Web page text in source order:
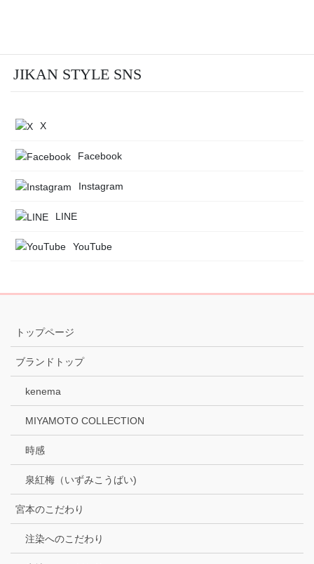
JIKAN STYLE SNS
X
Facebook
Instagram
LINE
YouTube
トップページ
ブランドトップ
kenema
MIYAMOTO COLLECTION
時感
泉紅梅（いずみこうばい)
宮本のこだわり
注染へのこだわり